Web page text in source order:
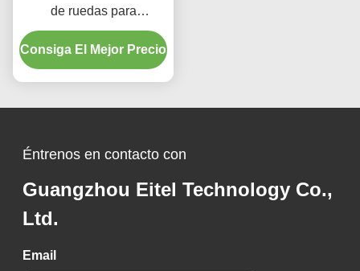
de ruedas para
reparación de neumáticos
de automóviles
Consiga El Mejor Precio
Éntrenos en contacto con
Guangzhou Eitel Technology Co.,
Ltd.
Email